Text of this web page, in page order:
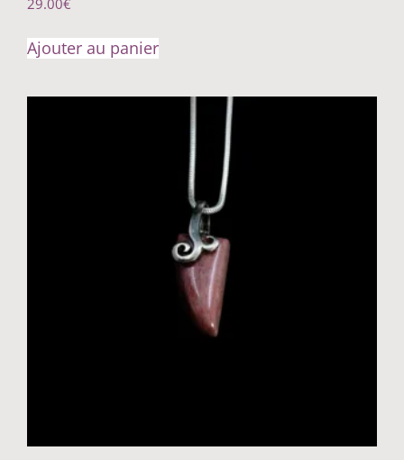
29.00€
Ajouter au panier